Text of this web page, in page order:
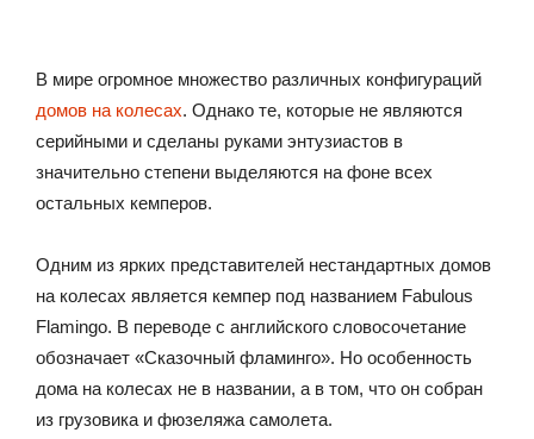
В мире огромное множество различных конфигураций
домов на колесах. Однако те, которые не являются
серийными и сделаны руками энтузиастов в
значительно степени выделяются на фоне всех
остальных кемперов.
Одним из ярких представителей нестандартных домов
на колесах является кемпер под названием Fabulous
Flamingo. В переводе с английского словосочетание
обозначает «Сказочный фламинго». Но особенность
дома на колесах не в названии, а в том, что он собран
из грузовика и фюзеляжа самолета.